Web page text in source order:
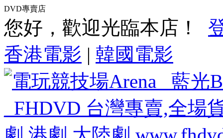
DVD專賣店
您好，歡迎光臨本店！
香港電影 | 韓國電影